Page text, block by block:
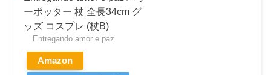
ーポッター 杖 全長34cm グ
ッズ コスプレ (杖B)
Entregando amor e paz
Amazon